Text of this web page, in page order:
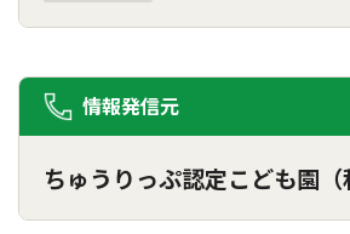
情報発信元
ちゅうりっぷ認定こども園（